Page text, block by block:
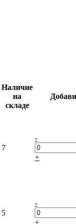
Наличие
на
складе
7
-
+
5
-
+